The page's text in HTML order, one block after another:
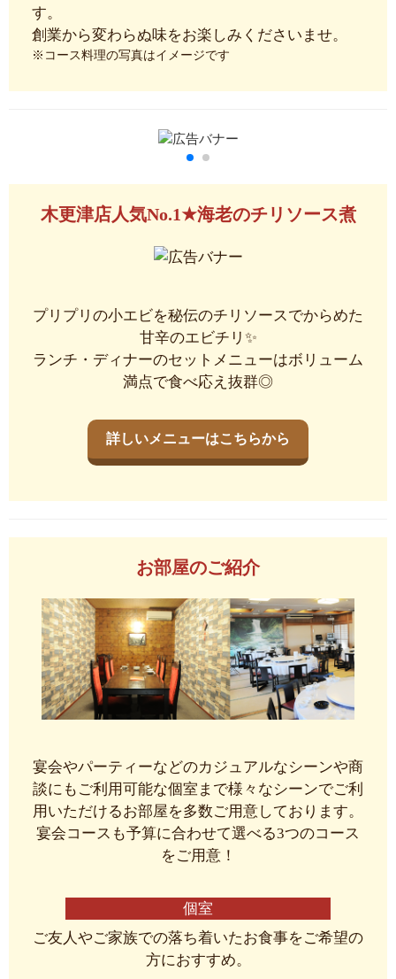
す。
創業から変わらぬ味をお楽しみくださいませ。
※コース料理の写真はイメージです
木更津店人気No.1★海老のチリソース煮
プリプリの小エビを秘伝のチリソースでからめた
甘辛のエビチリ✨
ランチ・ディナーのセットメニューはボリューム
満点で食べ応え抜群◎
詳しいメニューはこちらから
お部屋のご紹介
宴会やパーティーなどのカジュアルなシーンや商
談にもご利用可能な個室まで様々なシーンでご利
用いただけるお部屋を多数ご用意しております。
宴会コースも予算に合わせて選べる3つのコース
をご用意！
個室
ご友人やご家族での落ち着いたお食事をご希望の
方におすすめ。